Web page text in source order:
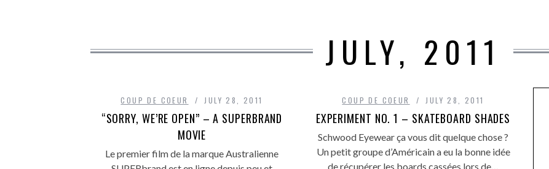
JULY, 2011
COUP DE COEUR JULY 28, 2011
“SORRY, WE’RE OPEN” – A SUPERBRAND
MOVIE
Le premier film de la marque Australienne
COUP DE COEUR JULY 28, 2011
EXPERIMENT NO. 1 – SKATEBOARD SHADES
Schwood Eyewear ça vous dit quelque chose ?
Un petit groupe d’Américain a eu la bonne idée
de récupérer les boards cassées lors de…